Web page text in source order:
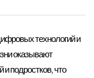
технологий и
оказывают
и подростков, что